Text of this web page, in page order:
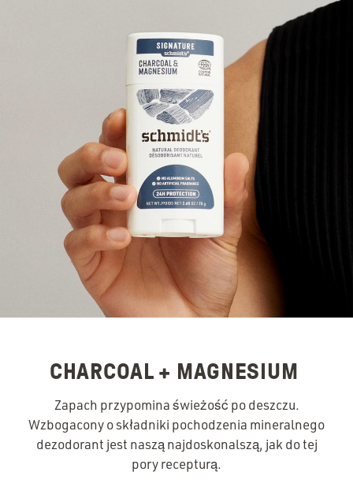
CHARCOAL + MAGNESIUM
Zapach przypomina świeżość po deszczu.
Wzbogacony o składniki pochodzenia mineralnego
dezodorant jest naszą najdoskonalszą, jak do tej
pory recepturą.